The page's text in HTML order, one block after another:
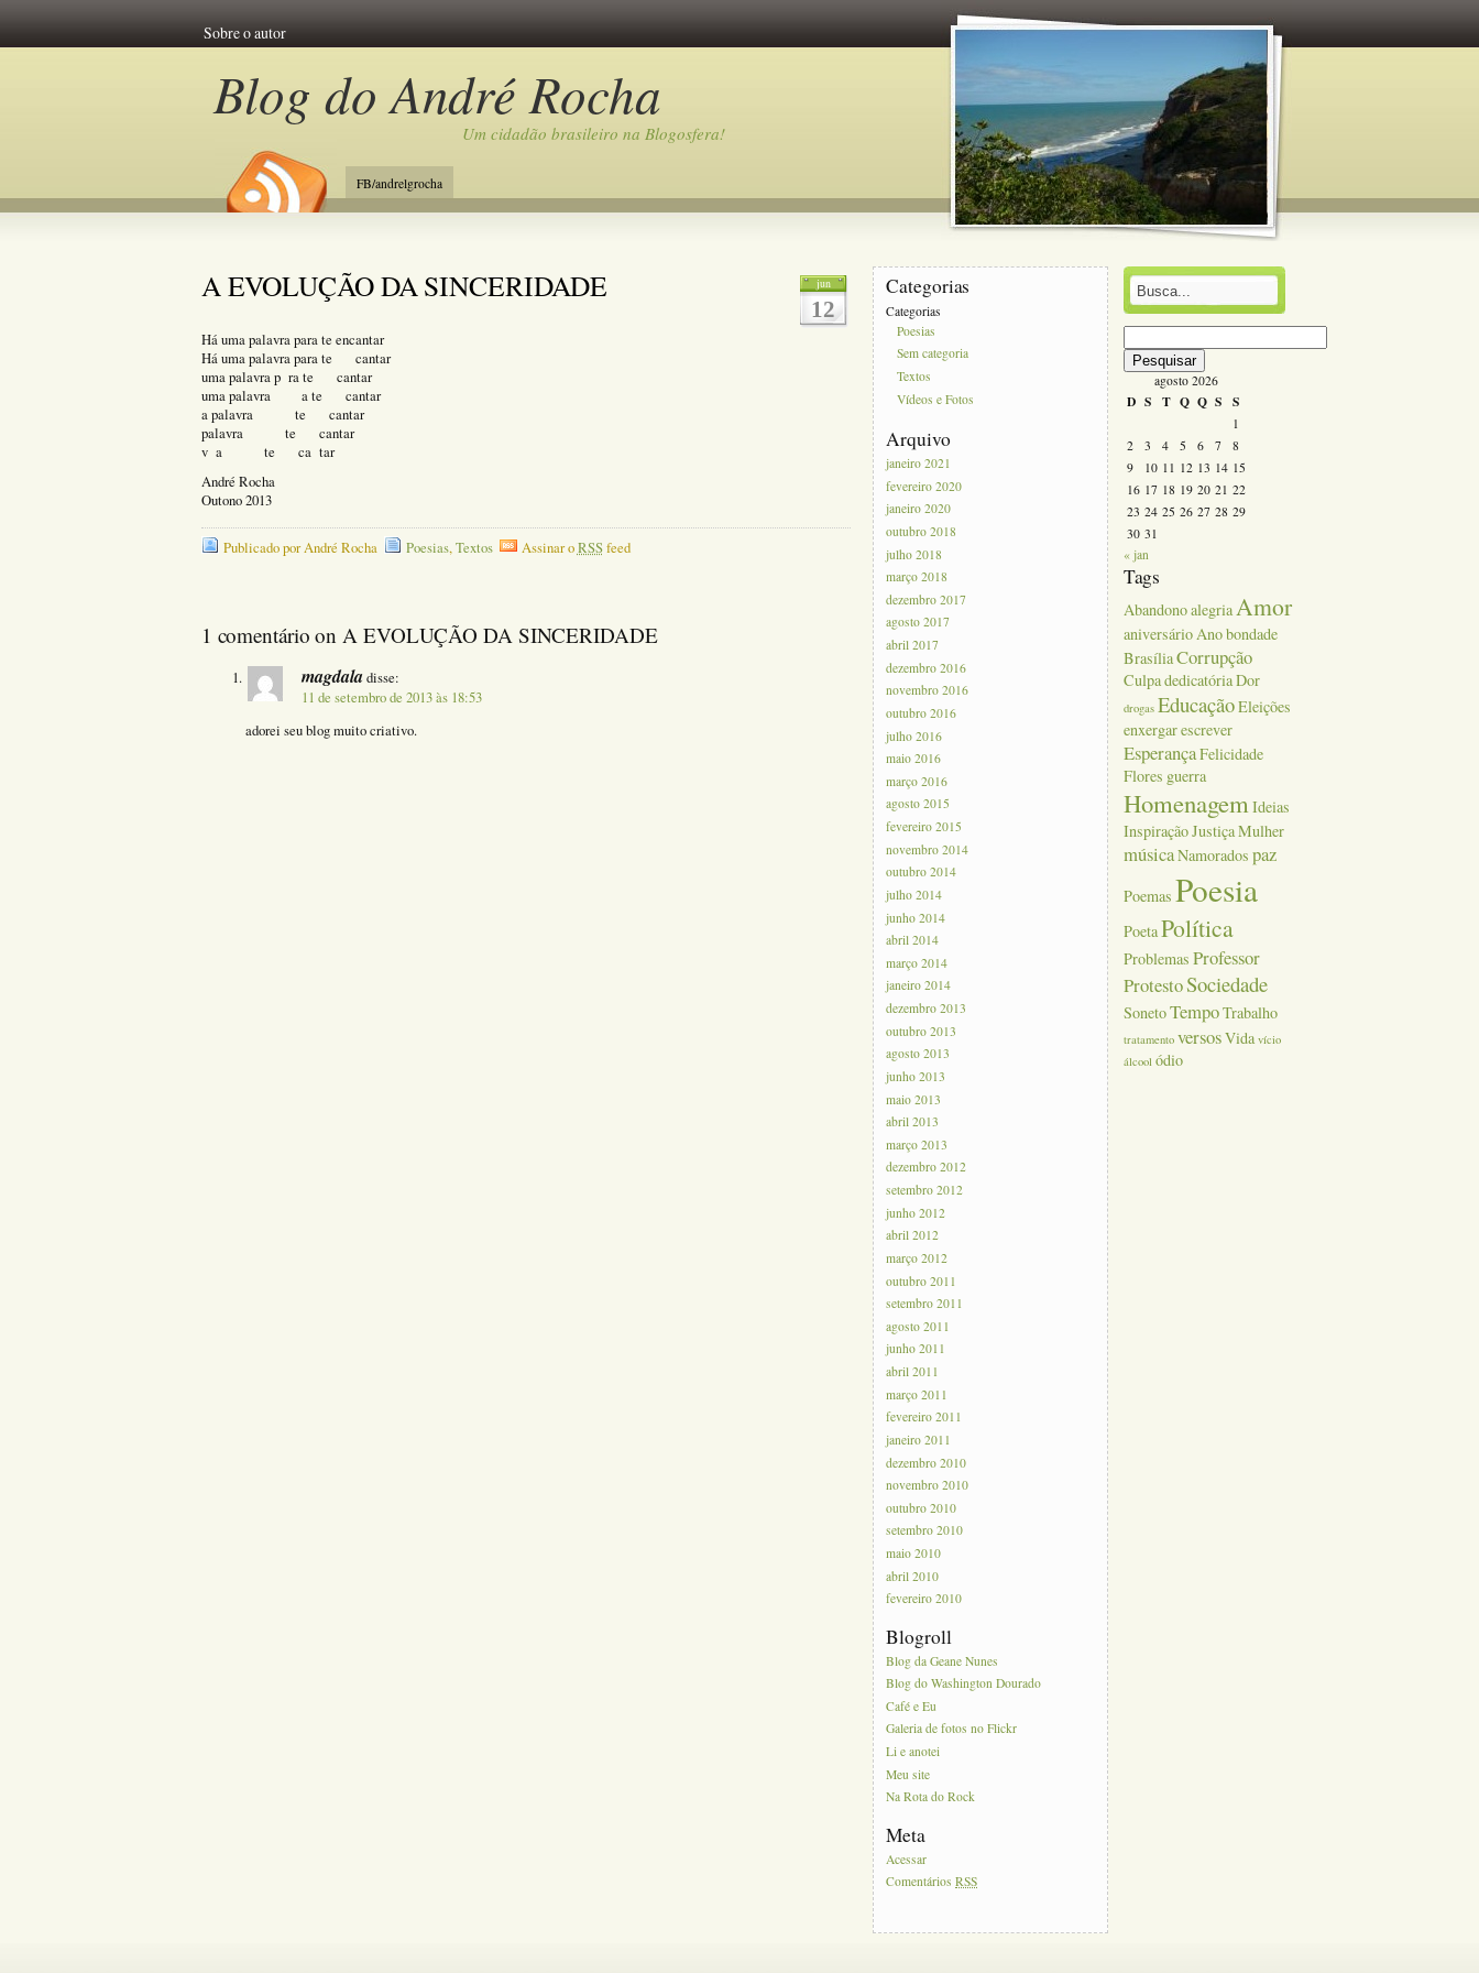
Sobre o autor
Blog do André Rocha
Um cidadão brasileiro na Blogosfera!
FB/andrelgrocha
jun
12
A EVOLUÇÃO DA SINCERIDADE
Há uma palavra para te encantar
Há uma palavra para te cantar
uma palavra p ra te cantar
uma palavra a te cantar
a palavra te cantar
palavra te cantar
v a te ca tar
André Rocha
Outono 2013
Publicado por André Rocha Poesias,Textos Assinar oRSSfeed
1 comentário on A EVOLUÇÃO DA SINCERIDADE
magdaladisse:
11 de setembro de 2013 às 18:53
adorei seu blog muito criativo.
Categorias
Categorias
Poesias
Sem categoria
Textos
Vídeos e Fotos
Arquivo
janeiro 2021
fevereiro 2020
janeiro 2020
outubro 2018
julho 2018
março 2018
dezembro 2017
agosto 2017
abril 2017
dezembro 2016
novembro 2016
outubro 2016
julho 2016
maio 2016
março 2016
agosto 2015
fevereiro 2015
novembro 2014
outubro 2014
julho 2014
junho 2014
abril 2014
março 2014
janeiro 2014
dezembro 2013
outubro 2013
agosto 2013
junho 2013
maio 2013
abril 2013
março 2013
dezembro 2012
setembro 2012
junho 2012
abril 2012
março 2012
outubro 2011
setembro 2011
agosto 2011
junho 2011
abril 2011
março 2011
fevereiro 2011
janeiro 2011
dezembro 2010
novembro 2010
outubro 2010
setembro 2010
maio 2010
abril 2010
fevereiro 2010
Blogroll
Blog da Geane Nunes
Blog do Washington Dourado
Café e Eu
Galeria de fotos no Flickr
Li e anotei
Meu site
Na Rota do Rock
Meta
Acessar
ComentáriosRSS
Pesquisar
por:
agosto 2026
D S T Q Q S S
1
2
3 4 5 6 7
8
9
10 11 12 13 14 15
16 17 18 19 20 21 22
23 24 25 26 27 28 29
30 31
« jan
Tags
Abandonoalegria Amor
aniversário Anobondade
BrasíliaCorrupção
CulpadedicatóriaDor
drogas EducaçãoEleições
enxergarescrever
EsperançaFelicidade
Flores guerra
Homenagem Ideias
InspiraçãoJustiçaMulher
músicaNamorados paz
Poemas Poesia
PoetaPolítica
Problemas Professor
ProtestoSociedade
SonetoTempoTrabalho
tratamento versosVida vício
álcool ódio